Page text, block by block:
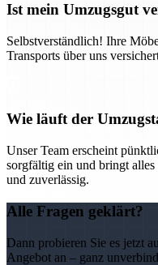
Ist mein Umzugsgut
Selbstverständlich! Ihre
Transports über uns
Wie läuft der
Unser Team erscheint
sorgfältig ein und bringt
und zuverlässig.
Alle Fragen geklärt?
Dann probieren Sie es jetzt
Angebot an – ganz